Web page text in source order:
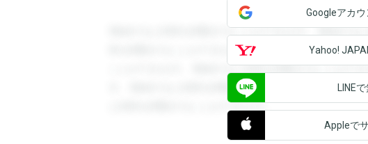
登録すると回答を閲覧することができます。登録する
答を閲覧することができます。登録すると回答を閲覧
ことができます。登録すると回答を閲覧することがで
す。登録すると回答を閲覧することができます。登録
と回答を閲覧することができます。
Googleアカ
Yahoo!
LINE
Appleで